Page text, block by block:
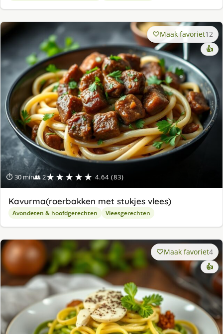
⏱ 30 min👥 2★★★★★ 4.64 (83)
Maak favoriet12
👍
Kavurma(roerbakken met stukjes vlees)
Avondeten & hoofdgerechten Vleesgerechten
Maak favoriet4
👍